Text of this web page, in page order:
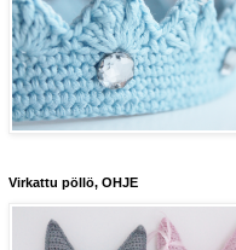
Virkattu pöllö, OHJE